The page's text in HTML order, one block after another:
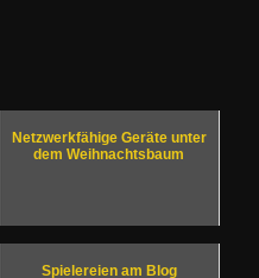
Netzwerkfähige Geräte unter
dem Weihnachtsbaum
Spielereien am Blog